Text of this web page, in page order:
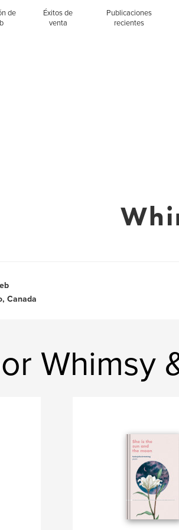
de
Éxitos de
venta
Publicaciones
recientes
Canada
Whimsy